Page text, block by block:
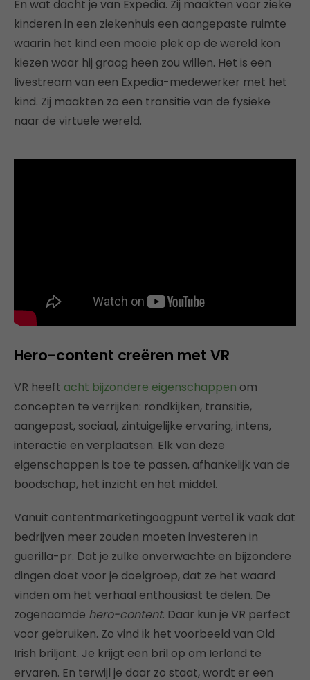
En wat dacht je van Expedia. Zij maakten voor zieke
kinderen in een ziekenhuis een aangepaste ruimte
waarin het kind een mooie plek op de wereld kon
kiezen waar hij graag heen zou willen. Het is een
livestream van een Expedia-medewerker met het
kind. Zij maakten zo een transitie van de fysieke
naar de virtuele wereld.
Hero-content creëren met VR
VR heeft acht bijzondere eigenschappen om
concepten te verrijken: rondkijken, transitie,
aangepast, sociaal, zintuigelijke ervaring, intens,
interactie en verplaatsen. Elk van deze
eigenschappen is toe te passen, afhankelijk van de
boodschap, het inzicht en het middel.
Vanuit contentmarketingoogpunt vertel ik vaak dat
bedrijven meer zouden moeten investeren in
guerilla-pr. Dat je zulke onverwachte en bijzondere
dingen doet voor je doelgroep, dat ze het waard
vinden om het verhaal enthousiast te delen. De
zogenaamde hero-content. Daar kun je VR perfect
voor gebruiken. Zo vind ik het voorbeeld van Old
Irish briljant. Je krijgt een bril op om Ierland te
ervaren. En terwijl je daar zo staat, wordt er een